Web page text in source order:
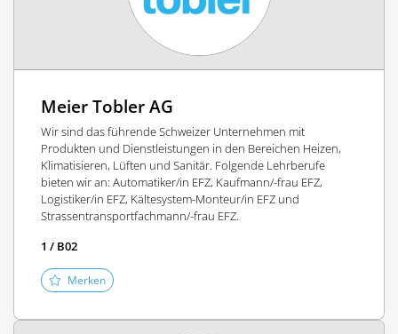
Meier Tobler AG
Wir sind das führende Schweizer Unternehmen mit
Produkten und Dienstleistungen in den Bereichen Heizen,
Klimatisieren, Lüften und Sanitär. Folgende Lehrberufe
bieten wir an: Automatiker/in EFZ, Kaufmann/-frau EFZ,
Logistiker/in EFZ, Kältesystem-Monteur/in EFZ und
Strassentransportfachmann/-frau EFZ.
1 / B02
Merken